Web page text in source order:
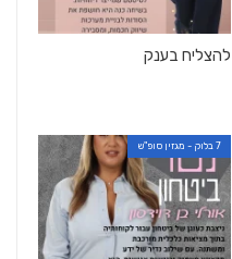
להצליח בענק
7 בלוק - מגזין סופ"ש